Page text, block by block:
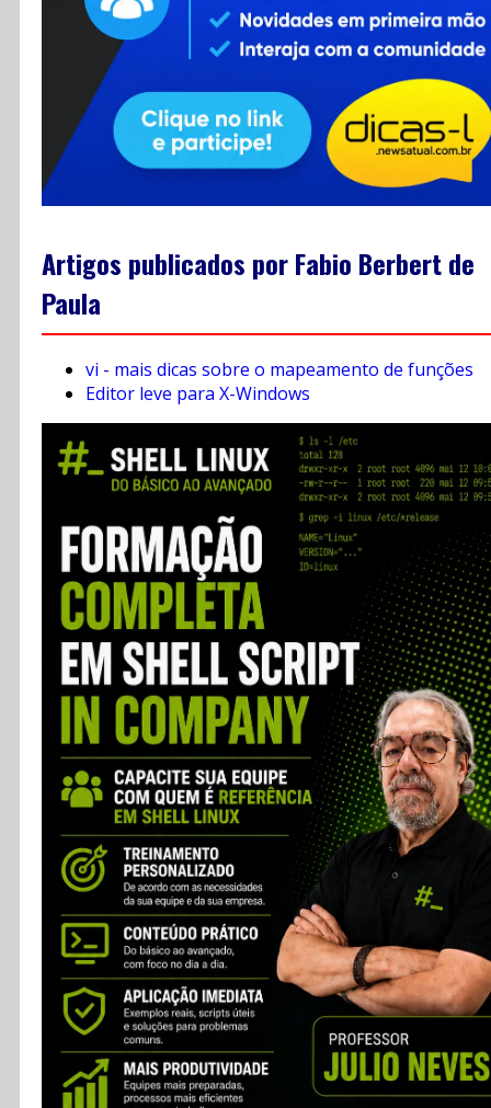
Contato
RSS
Artigos publicados por Fabio Berbert de
Paula
vi - mais dicas sobre o mapeamento de funções
Editor leve para X-Windows